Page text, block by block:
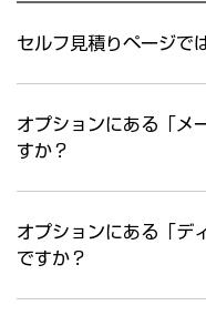
セルフ見積りページで
オプションにある「メ
すか？
オプションにある「デ
ですか？